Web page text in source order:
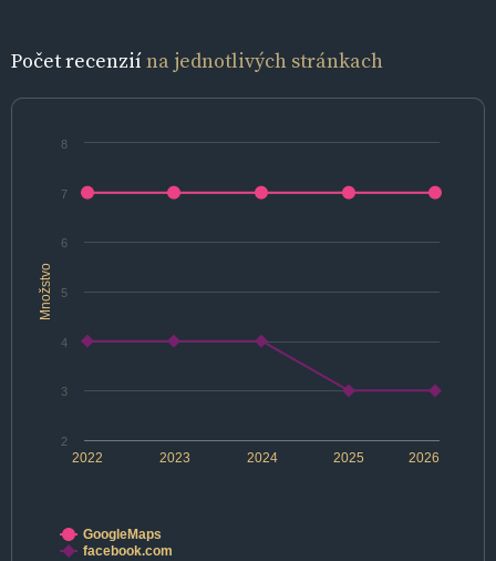
Počet recenziína jednotlivých stránkach
Množstvo
2022 2024 2026
2023 2025
2
3
4
5
6
7
8
GoogleMaps
facebook.com